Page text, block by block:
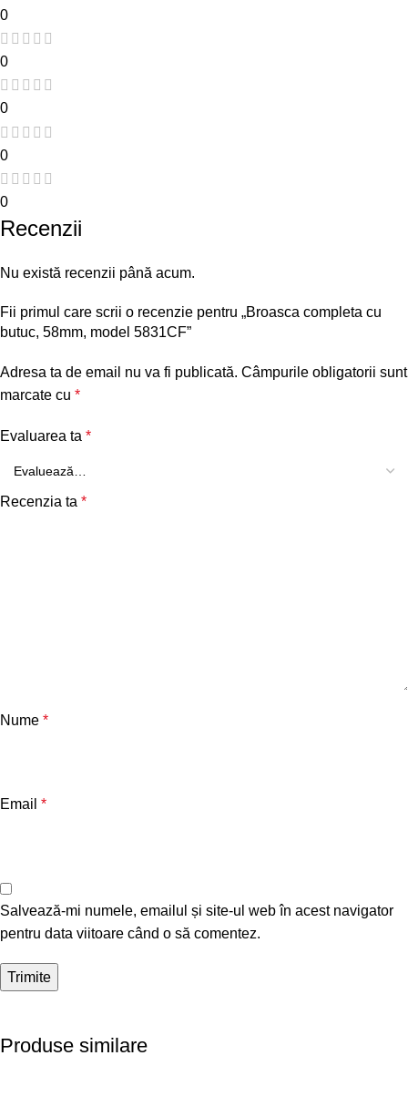
0
0
0
0
0
Recenzii
Nu există recenzii până acum.
Fii primul care scrii o recenzie pentru „Broasca completa cu
butuc, 58mm, model 5831CF”
Adresa ta de email nu va fi publicată. Câmpurile obligatorii sunt
marcate cu *
Evaluarea ta *
Recenzia ta *
Nume *
Email *
Salvează-mi numele, emailul și site-ul web în acest navigator
pentru data viitoare când o să comentez.
Produse similare